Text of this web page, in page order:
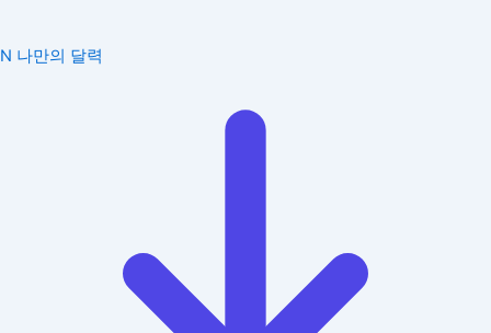
N 나만의 달력